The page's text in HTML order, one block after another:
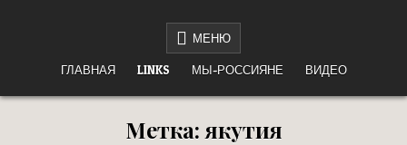
МЕНЮ
ГЛАВНАЯ LINKS МЫ-РОССИЯНЕ ВИДЕО
Метка: якутия